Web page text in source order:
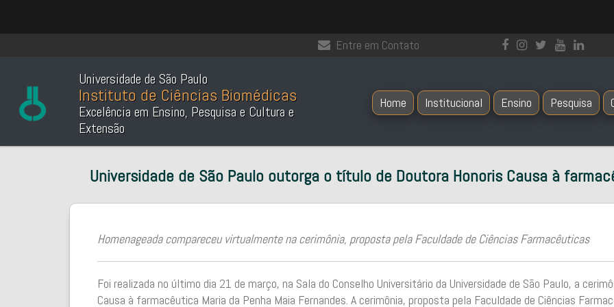
Entre em Contato
Universidade de São Paulo
Instituto de Ciências Biomédicas
Excelência em Ensino, Pesquisa e Cultura e
Extensão
Home Institucional Ensino Pesquisa
Universidade de São Paulo outorga o título de Doutora Honoris Causa à
Homenageada compareceu virtualmente na cerimônia, proposta pela Faculdade de Ciências Farmacêuticas
Foi realizada no último dia 21 de março, na Sala do Conselho Universitário da Universidade de São Paulo, a
Causa à farmacêutica Maria da Penha Maia Fernandes. A cerimônia, proposta pela Faculdade de Ciências